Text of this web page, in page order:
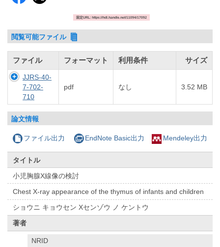
固定URL: https://hdl.handle.net/11094/17092
閲覧可能ファイル
ファイル フォーマット 利用条件 サイズ
JJRS-40-
7-702-
710
pdf なし 3.52 MB
論文情報
ファイル出力 EndNote Basic出力 Mendeley出力
タイトル
小児胸腺X線像の検討
Chest X-ray appearance of the thymus of infants and children
ショウニ キョウセン Xセンゾウ ノ ケントウ
著者
NRID